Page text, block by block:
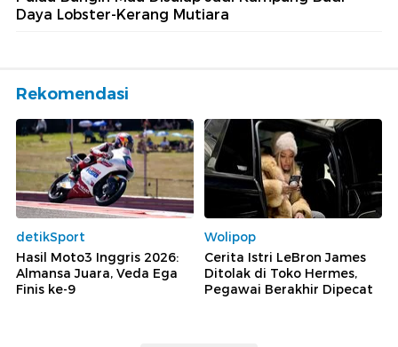
Daya Lobster-Kerang Mutiara
Rekomendasi
detikSport
Hasil Moto3 Inggris 2026:
Almansa Juara, Veda Ega
Finis ke-9
Wolipop
Cerita Istri LeBron James
Ditolak di Toko Hermes,
Pegawai Berakhir Dipecat